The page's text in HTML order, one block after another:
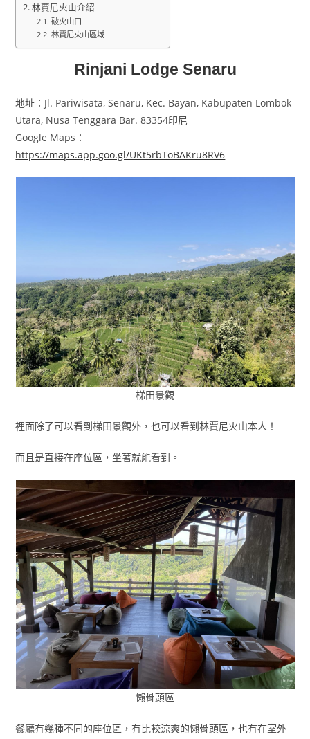
林賈尼火山介紹
破火山口
林賈尼火山區域
Rinjani Lodge Senaru
地址：Jl. Pariwisata, Senaru, Kec. Bayan, Kabupaten Lombok
Utara, Nusa Tenggara Bar. 83354印尼
Google Maps：
https://maps.app.goo.gl/UKt5rbToBAKru8RV6
梯田景觀
裡面除了可以看到梯田景觀外，也可以看到林賈尼火山本人！
而且是直接在座位區，坐著就能看到。
懶骨頭區
餐廳有幾種不同的座位區，有比較涼爽的懶骨頭區，也有在室外